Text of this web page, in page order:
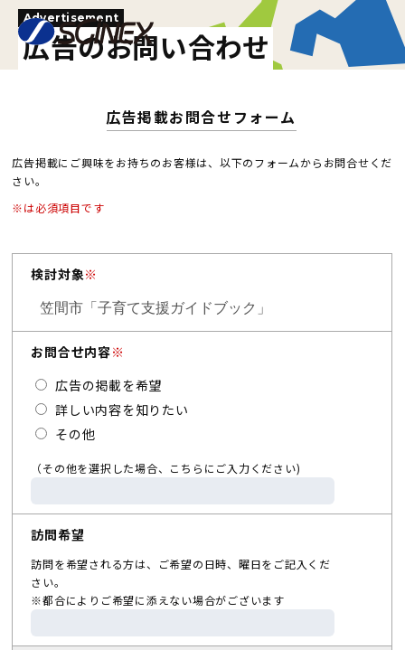
Advertisement
広告のお問い合わせ
広告掲載お問合せフォーム
広告掲載にご興味をお持ちのお客様は、以下のフォームからお問合せくだ
さい。
※は必須項目です
検討対象※
お問合せ内容※
広告の掲載を希望
詳しい内容を知りたい
その他
（その他を選択した場合、こちらにご入力ください)
訪問希望
訪問を希望される方は、ご希望の日時、曜日をご記入くだ
さい。
※都合によりご希望に添えない場合がございます